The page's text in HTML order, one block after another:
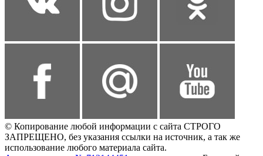
© Копирование любой информации с сайта СТРОГО
ЗАПРЕЩЕНО, без указания ссылки на источник, а так же
использование любого материала сайта.